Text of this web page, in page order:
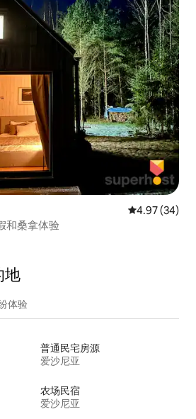
平均评分
4.97 (34)
和桑拿体验
地
体验
普通民宅房源
爱沙尼亚
农场民宿
爱沙尼亚